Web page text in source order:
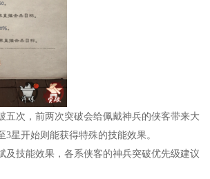
五次，前两次突破会给佩戴神兵的侠客带来大
3星开始则能获得特殊的技能效果。
及技能效果，各系侠客的神兵突破优先级建议